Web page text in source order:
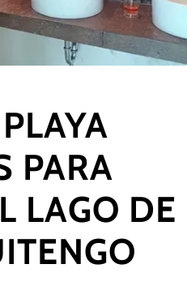
PARA
LAGO DE